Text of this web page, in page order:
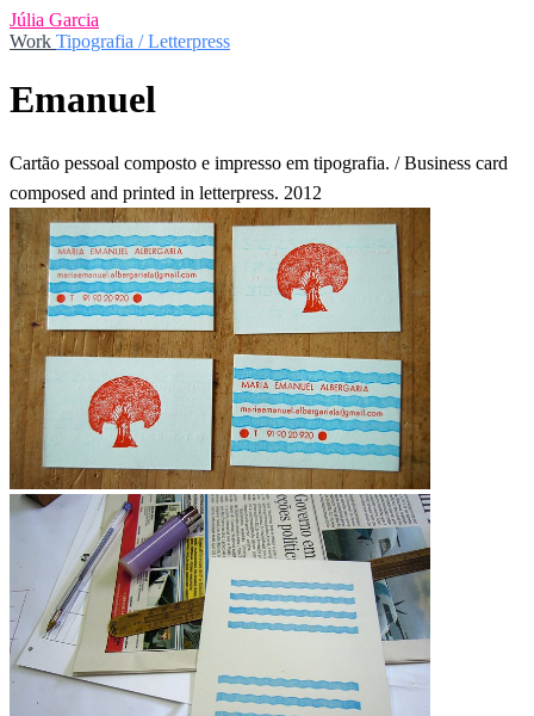
Júlia Garcia
Work Tipografia / Letterpress
Emanuel
Cartão pessoal composto e impresso em tipografia. / Business card
composed and printed in letterpress. 2012